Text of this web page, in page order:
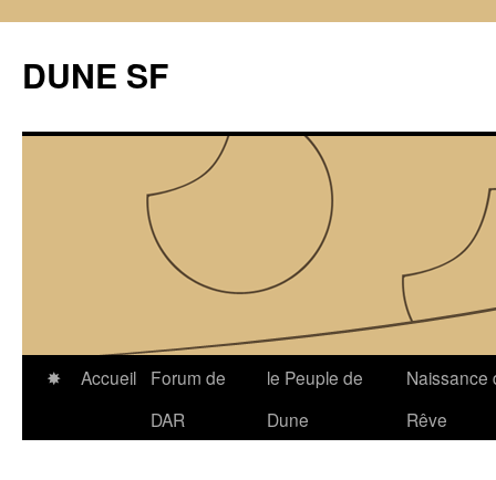
content
DUNE SF
✸ Accueil
Forum de
DAR
le Peuple de
Dune
Naissance
Rêve